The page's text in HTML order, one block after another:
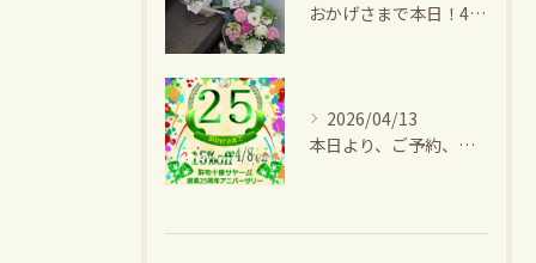
おかげさまで本日！4月10日に満25周年となりました！⁡
2026/04/13
本日より、ご予約、来店のお客様すべての方に25周年記念として...